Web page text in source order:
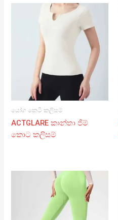
යෝග කෙටි කලිසම්
ACTGLARE කාන්තා ජිම්
කොට කලිසම්